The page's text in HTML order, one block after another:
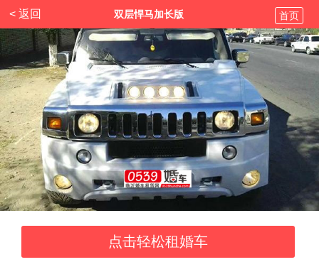
< 返回 双层悍马加长版 首页